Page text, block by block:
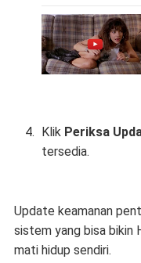
Klik Periksa
tersedia.
Update keamanan
sistem yang bisa bikin
mati hidup sendiri.